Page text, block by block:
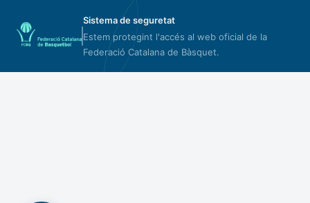
Sistema de seguretat
Estem protegint l'accés al web oficial de la
Federació Catalana de Bàsquet.